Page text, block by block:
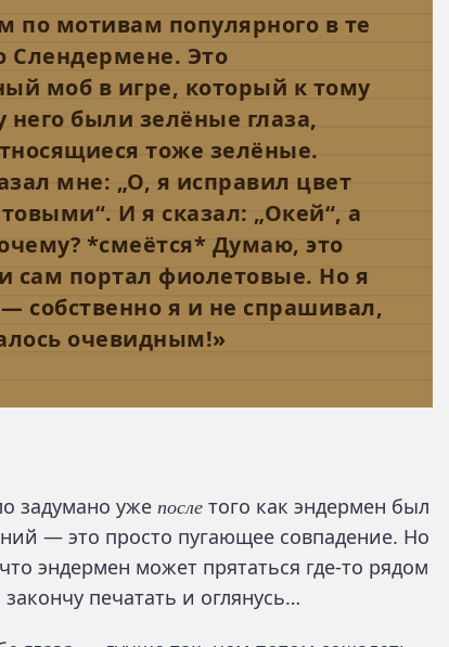
по мотивам популярного в те
Слендермене. Это
моб в игре, который к тому
были зелёные глаза,
тоже зелёные.
мне: „О, я исправил цвет
И я сказал: „Окей“, а
*смеётся* Думаю, это
сам портал фиолетовые. Но я
собственно я и не спрашивал,
очевидным!»
задумано уже после того как эндермен был
— это просто пугающее совпадение. Но
эндермен может прятаться где-то рядом
печатать и оглянусь…